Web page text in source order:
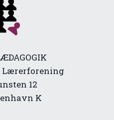
Lærerforening
12
K